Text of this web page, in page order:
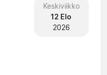
Keskiviikko
12 Elo
2026